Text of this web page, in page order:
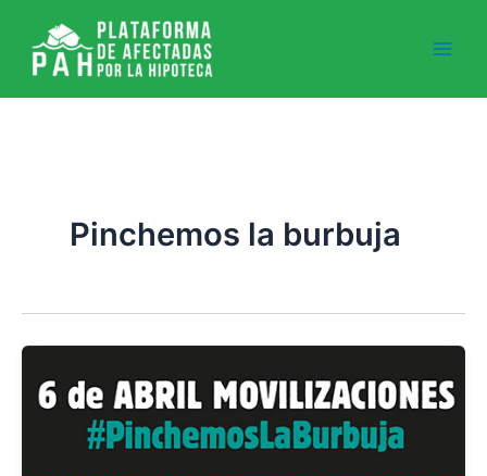
contenido
Pinchemos la burbuja